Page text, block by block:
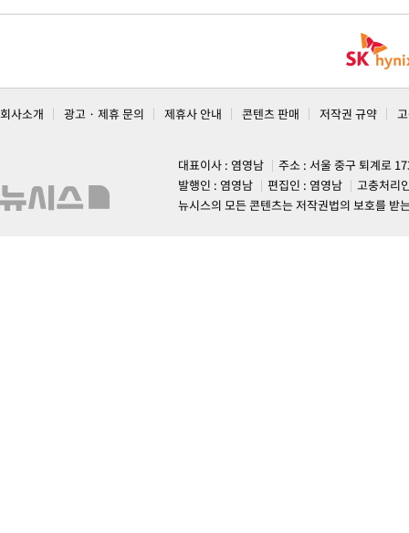
회사소개 광고 · 제휴 문의 제휴사 안내 콘텐츠 판매 저작권 규약
대표이사 : 염영남
주소 : 서울 중구 퇴계로
발행인 : 염영남
편집인 : 염영남
고충처리
뉴시스의 모든 콘텐츠는 저작권법의 보호를